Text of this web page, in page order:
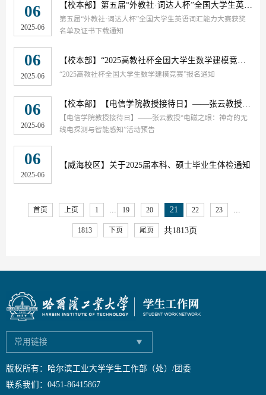
06
2025-06
【校本部】第五届“外教社·词达人杯”全国大学生英语词汇能力大赛获奖名单及证书下载通知
第五届“外教社·词达人杯”全国大学生英语词汇能力大赛获奖
名单及证书下载通知
06
2025-06
【校本部】“2025高教社杯全国大学生数学建模竞赛”报名通知
“2025高教社杯全国大学生数学建模竞赛”报名通知
06
2025-06
【校本部】 【电信学院教授接待日】——张云教授“电磁之眼：神奇的无线电探测与智能感知”活动预告
【电信学院教授接待日】——张云教授“电磁之眼：神奇的无
线电探测与智能感知”活动预告
06
2025-06
【威海校区】 关于2025届本科、硕士毕业生体检通知
首页 上页 1 19 20 21 22 23
1813 下页 尾页 共1813页
常用链接
版权所有：哈尔滨工业大学学生工作部（处）/团委
联系我们：0451-86415867